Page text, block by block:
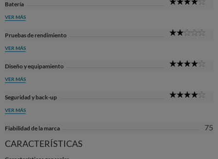
Batería
VER MÁS
Pruebas de rendimiento
VER MÁS
Diseño y equipamiento
VER MÁS
Seguridad y back-up
VER MÁS
Fiabilidad de la marca 75
CARACTERÍSTICAS